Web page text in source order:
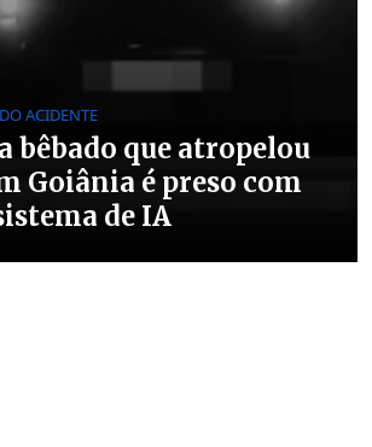
ACIDENTE
bêbado que atropelou
Goiânia é preso com
de IA